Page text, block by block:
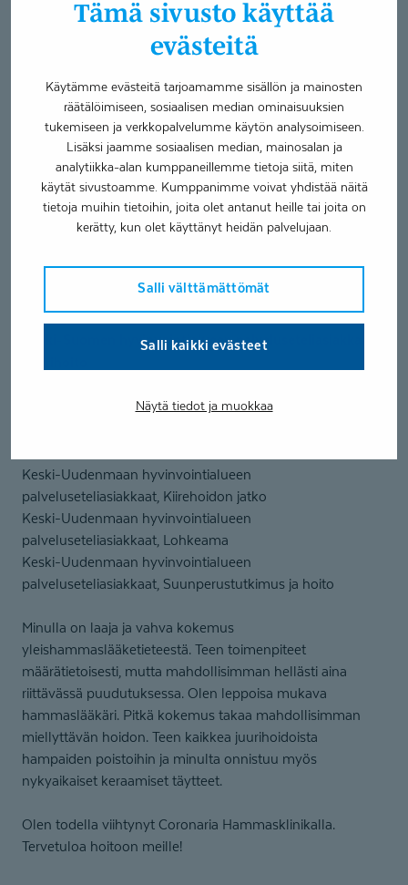
Tämä sivusto käyttää
evästeitä
Käytämme evästeitä tarjoamamme sisällön ja mainosten
räätälöimiseen, sosiaalisen median ominaisuuksien
tukemiseen ja verkkopalvelumme käytön analysoimiseen.
Lisäksi jaamme sosiaalisen median, mainosalan ja
analytiikka-alan kumppaneillemme tietoja siitä, miten
käytät sivustoamme. Kumppanimme voivat yhdistää näitä
tietoja muihin tietoihin, joita olet antanut heille tai joita on
kerätty, kun olet käyttänyt heidän palvelujaan.
Salli välttämättömät
Salli kaikki evästeet
Näytä tiedot ja muokkaa
Hampaan paikkaus tai lohkeaman korjaus
Hammaslääkäripalvelut
Hammaskiven poisto
Konsultaatio, Proteettiset- ja purentafysiologiset hoidot
Hampaan poisto
Hammastarkastus
Muut suun alueen vaivat
Helsingin kaupungin palveluseteliasiakkaat LOHK
Helsingin kaupungin palveluseteliasiakkaat KOHO
Keski-Suomen hyvinvointialueen palveluseteliasiakkaat,
Keski-Suomen hyvinvointialueen palveluseteliasiakkaat,
Keski-Uudenmaan hyvinvointialueen
palveluseteliasiakkaat, Kiirehoidon jatko
Keski-Uudenmaan hyvinvointialueen
palveluseteliasiakkaat, Lohkeama
Keski-Uudenmaan hyvinvointialueen
palveluseteliasiakkaat, Suunperustutkimus ja hoito
Minulla on laaja ja vahva kokemus
yleishammaslääketieteestä. Teen toimenpiteet
määrätietoisesti, mutta mahdollisimman hellästi aina
riittävässä puudutuksessa. Olen leppoisa mukava
hammaslääkäri. Pitkä kokemus takaa mahdollisimman
miellyttävän hoidon. Teen kaikkea juurihoidoista
hampaiden poistoihin ja minulta onnistuu myös
nykyaikaiset keraamiset täytteet.
Olen todella viihtynyt Coronaria Hammasklinikalla.
Tervetuloa hoitoon meille!